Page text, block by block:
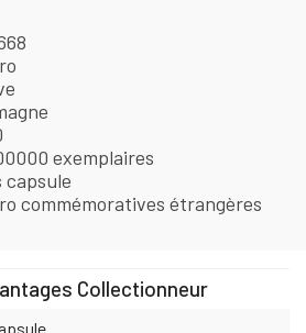
exemplaires
capsule
commémoratives étrangères
Collectionneur